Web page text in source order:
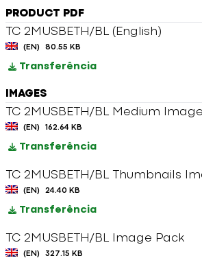
PRODUCT PDF
TC 2MUSBETH/BL (English)
(EN) 80.55 KB
Transferência
IMAGES
TC 2MUSBETH/BL Medium
(EN) 162.64 KB
Transferência
TC 2MUSBETH/BL Thumbnails
(EN) 24.40 KB
Transferência
TC 2MUSBETH/BL Image Pack
(EN) 327.15 KB